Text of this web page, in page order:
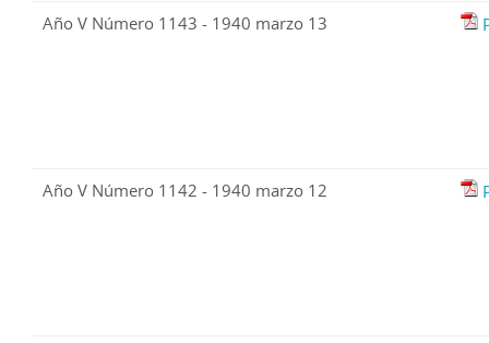
Año V Número 1143 - 1940 marzo 13
Año V Número 1142 - 1940 marzo 12